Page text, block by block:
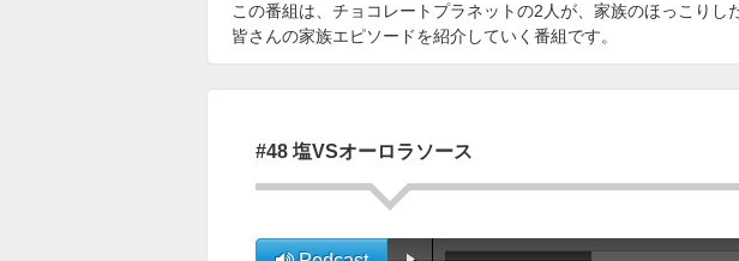
この番組は、チョコレートプラネットの2人が、家族のほっこりし
皆さんの家族エピソードを紹介していく番組です。
#48 塩VSオーロラソース